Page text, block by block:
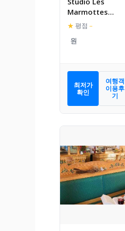
Marmottes
hypercentre de
★ 평점 –
최저가
확인
여행객
이용후
기